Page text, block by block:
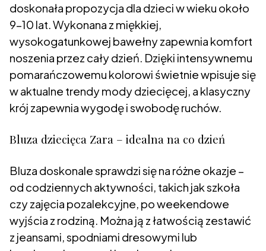
doskonała propozycja dla dzieci w wieku około
9–10 lat. Wykonana z miękkiej,
wysokogatunkowej bawełny zapewnia komfort
noszenia przez cały dzień. Dzięki intensywnemu
pomarańczowemu kolorowi świetnie wpisuje się
w aktualne trendy mody dziecięcej, a klasyczny
krój zapewnia wygodę i swobodę ruchów.
Bluza dziecięca Zara – idealna na co dzień
Bluza doskonale sprawdzi się na różne okazje –
od codziennych aktywności, takich jak szkoła
czy zajęcia pozalekcyjne, po weekendowe
wyjścia z rodziną. Można ją z łatwością zestawić
z jeansami, spodniami dresowymi lub